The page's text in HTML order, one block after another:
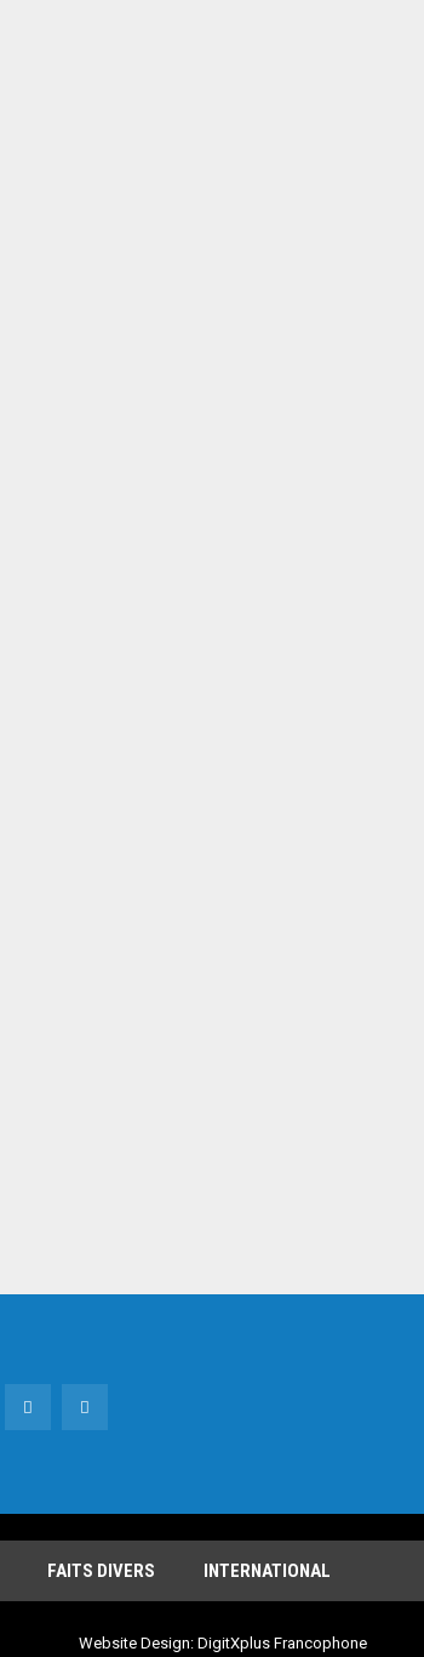
FAITS DIVERS INTERNATIONAL
Website Design: DigitXplus Francophone